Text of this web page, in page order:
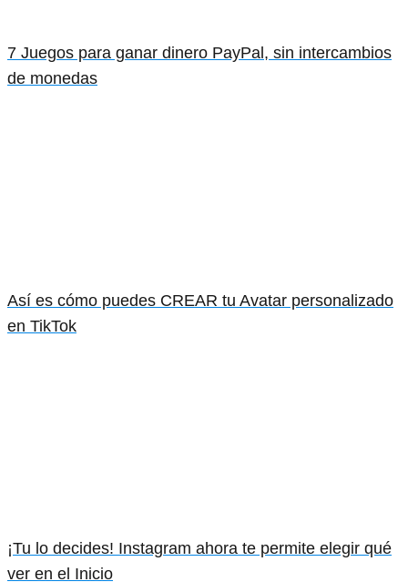
7 Juegos para ganar dinero PayPal, sin intercambios
de monedas
Así es cómo puedes CREAR tu Avatar personalizado
en TikTok
¡Tu lo decides! Instagram ahora te permite elegir qué
ver en el Inicio